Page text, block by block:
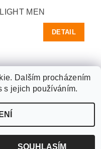
MEN
DETAIL
práva vyhrazena
Dalším procházením
s jejich používáním.
SOUHLASÍM